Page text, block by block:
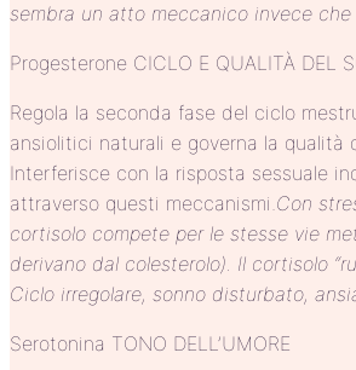
sembra un atto meccanico invece che
Progesterone CICLO E QUALITÀ DEL
Regola la seconda fase del ciclo
ansiolitici naturali e governa la qualità
Interferisce con la risposta sessuale
attraverso questi meccanismi.Con
cortisolo compete per le stesse vie
derivano dal colesterolo). Il cortisolo
Ciclo irregolare, sonno disturbato,
Serotonina TONO DELL’UMORE